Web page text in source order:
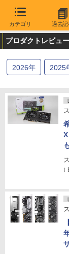
カテゴリ 過去記
プロダクトレビュ
2026年 2025
ス
t
ス